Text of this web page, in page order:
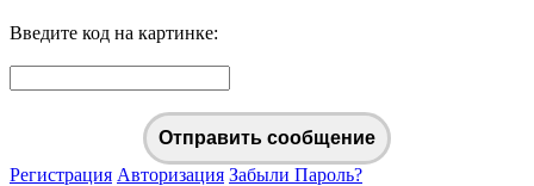
Введите код на картинке:
Отправить сообщение
Регистрация Авторизация Забыли Пароль?